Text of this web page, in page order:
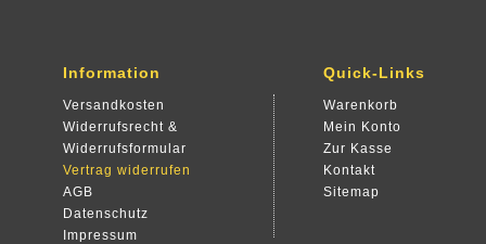
Information
Versandkosten
Widerrufsrecht &
Widerrufsformular
Vertrag widerrufen
AGB
Datenschutz
Impressum
Quick-Links
Warenkorb
Mein Konto
Zur Kasse
Kontakt
Sitemap